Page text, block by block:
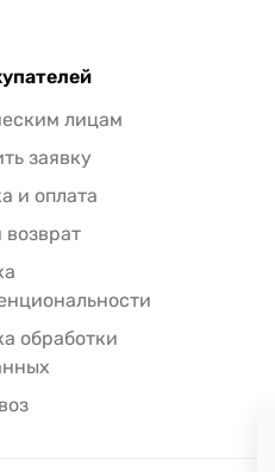
лицам
заявку
и оплата
обработки